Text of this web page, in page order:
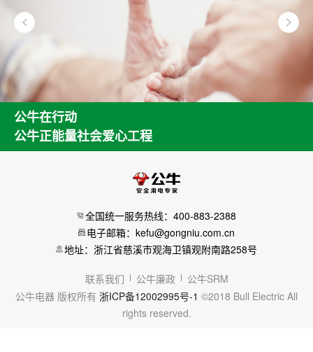
公牛在行动
公牛正能量社会爱心工程
全国统一服务热线：400-883-2388
电子邮箱：kefu@gongniu.com.cn
地址：浙江省慈溪市观海卫镇观附南路258号
联系我们 公牛廉政
公牛SRM
公牛电器 版权所有 浙ICP备12002995号-1 ©2018 Bull Electric All
rights reserved.